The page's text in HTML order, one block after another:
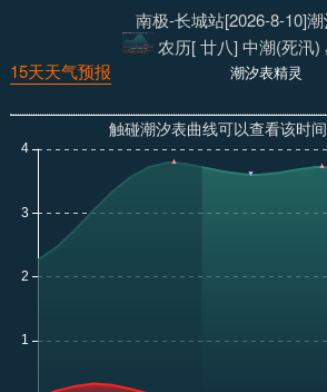
南极-长城站[2026-8-10]
农历[ 廿八] 中潮(死汛)
潮汐表精灵
15天天气预报
触碰潮汐表曲线可以查看该时